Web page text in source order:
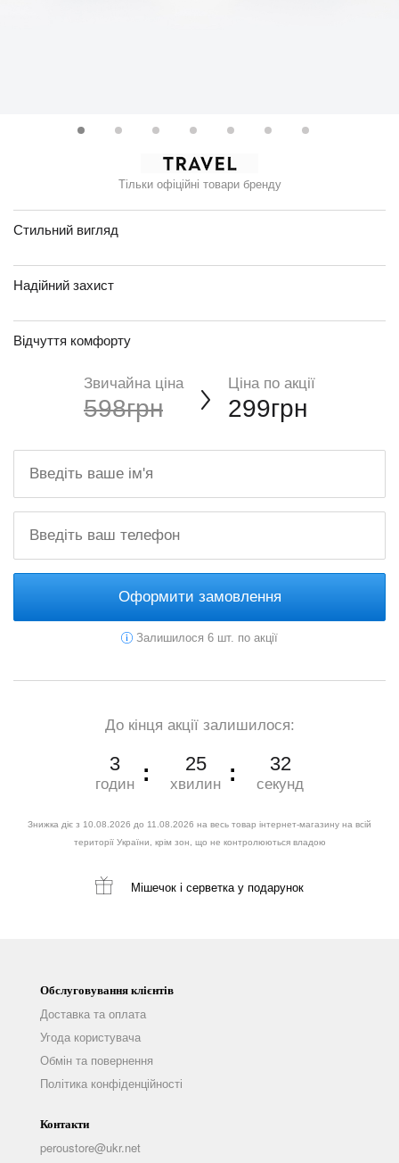
Тільки офіційні товари бренду
Стильний вигляд
Надійний захист
Відчуття комфорту
Звичайна ціна
598грн
Ціна по акції
299грн
Оформити замовлення
Залишилося 6 шт. по акції
До кінця акції залишилося:
3
годин
25
хвилин
31
секунд
Знижка діє з 10.08.2026 до 11.08.2026 на весь товар інтернет-магазину на всій
території України, крім зон, що не контролюються владою
Мішечок і серветка у подарунок
Обслуговування клієнтів
Доставка та оплата
Угода користувача
Обмін та повернення
Політика конфіденційності
Контакти
peroustore@ukr.net